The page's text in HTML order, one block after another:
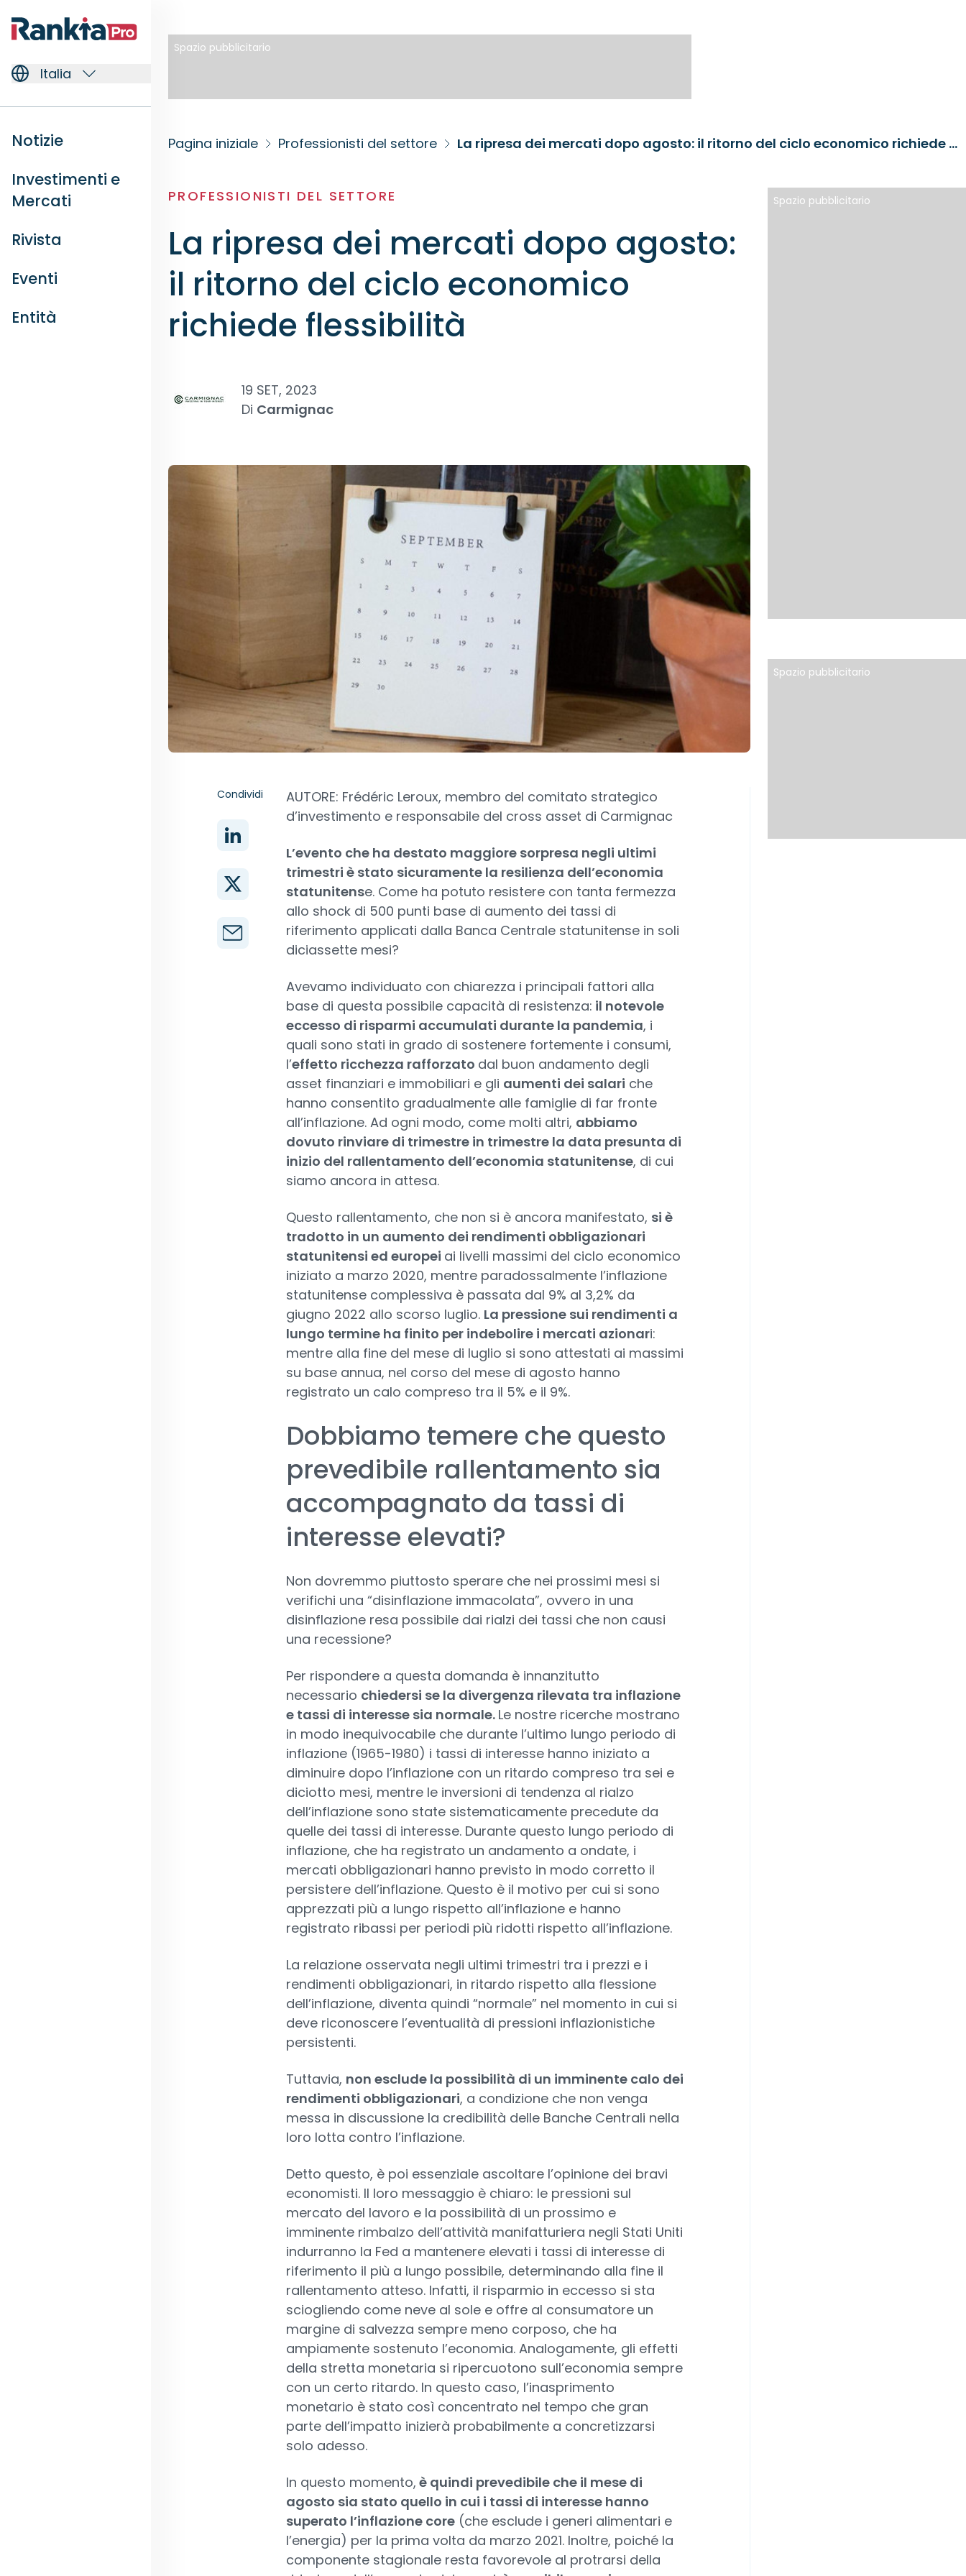
Italia
Notizie
Investimenti e
Mercati
Rivista
Eventi
Entità
Spazio pubblicitario
Pagina iniziale Professionisti del settore La ripresa dei mercati dopo agosto: il ritorno del ciclo economico richiede flessibilità
PROFESSIONISTI DEL SETTORE
La ripresa dei mercati dopo agosto:
il ritorno del ciclo economico
richiede flessibilità
19 SET, 2023
Di Carmignac
Condividi
AUTORE: Frédéric Leroux, membro del comitato strategico
d’investimento e responsabile del cross asset di Carmignac
L’evento che ha destato maggiore sorpresa negli ultimi
trimestri è stato sicuramente la resilienza dell’economia
statunitense. Come ha potuto resistere con tanta fermezza
allo shock di 500 punti base di aumento dei tassi di
riferimento applicati dalla Banca Centrale statunitense in soli
diciassette mesi?
Avevamo individuato con chiarezza i principali fattori alla
base di questa possibile capacità di resistenza: il notevole
eccesso di risparmi accumulati durante la pandemia, i
quali sono stati in grado di sostenere fortemente i consumi,
l’effetto ricchezza rafforzato dal buon andamento degli
asset finanziari e immobiliari e gli aumenti dei salari che
hanno consentito gradualmente alle famiglie di far fronte
all’inflazione. Ad ogni modo, come molti altri, abbiamo
dovuto rinviare di trimestre in trimestre la data presunta di
inizio del rallentamento dell’economia statunitense, di cui
siamo ancora in attesa.
Questo rallentamento, che non si è ancora manifestato, si è
tradotto in un aumento dei rendimenti obbligazionari
statunitensi ed europei ai livelli massimi del ciclo economico
iniziato a marzo 2020, mentre paradossalmente l’inflazione
statunitense complessiva è passata dal 9% al 3,2% da
giugno 2022 allo scorso luglio. La pressione sui rendimenti a
lungo termine ha finito per indebolire i mercati azionari:
mentre alla fine del mese di luglio si sono attestati ai massimi
su base annua, nel corso del mese di agosto hanno
registrato un calo compreso tra il 5% e il 9%.
Dobbiamo temere che questo
prevedibile rallentamento sia
accompagnato da tassi di
interesse elevati?
Non dovremmo piuttosto sperare che nei prossimi mesi si
verifichi una “disinflazione immacolata”, ovvero in una
disinflazione resa possibile dai rialzi dei tassi che non causi
una recessione?
Per rispondere a questa domanda è innanzitutto
necessario chiedersi se la divergenza rilevata tra inflazione
e tassi di interesse sia normale. Le nostre ricerche mostrano
in modo inequivocabile che durante l’ultimo lungo periodo di
inflazione (1965-1980) i tassi di interesse hanno iniziato a
diminuire dopo l’inflazione con un ritardo compreso tra sei e
diciotto mesi, mentre le inversioni di tendenza al rialzo
dell’inflazione sono state sistematicamente precedute da
quelle dei tassi di interesse. Durante questo lungo periodo di
inflazione, che ha registrato un andamento a ondate, i
mercati obbligazionari hanno previsto in modo corretto il
persistere dell’inflazione. Questo è il motivo per cui si sono
apprezzati più a lungo rispetto all’inflazione e hanno
registrato ribassi per periodi più ridotti rispetto all’inflazione.
La relazione osservata negli ultimi trimestri tra i prezzi e i
rendimenti obbligazionari, in ritardo rispetto alla flessione
dell’inflazione, diventa quindi “normale” nel momento in cui si
deve riconoscere l’eventualità di pressioni inflazionistiche
persistenti.
Tuttavia, non esclude la possibilità di un imminente calo dei
rendimenti obbligazionari, a condizione che non venga
messa in discussione la credibilità delle Banche Centrali nella
loro lotta contro l’inflazione.
Detto questo, è poi essenziale ascoltare l’opinione dei bravi
economisti. Il loro messaggio è chiaro: le pressioni sul
mercato del lavoro e la possibilità di un prossimo e
imminente rimbalzo dell’attività manifatturiera negli Stati Uniti
indurranno la Fed a mantenere elevati i tassi di interesse di
riferimento il più a lungo possibile, determinando alla fine il
rallentamento atteso. Infatti, il risparmio in eccesso si sta
sciogliendo come neve al sole e offre al consumatore un
margine di salvezza sempre meno corposo, che ha
ampiamente sostenuto l’economia. Analogamente, gli effetti
della stretta monetaria si ripercuotono sull’economia sempre
con un certo ritardo. In questo caso, l’inasprimento
monetario è stato così concentrato nel tempo che gran
parte dell’impatto inizierà probabilmente a concretizzarsi
solo adesso.
In questo momento, è quindi prevedibile che il mese di
agosto sia stato quello in cui i tassi di interesse hanno
superato l’inflazione core(che esclude i generi alimentari e
l’energia) per la prima volta da marzo 2021. Inoltre, poiché la
componente stagionale resta favorevole al protrarsi della
Spazio pubblicitario
Spazio pubblicitario